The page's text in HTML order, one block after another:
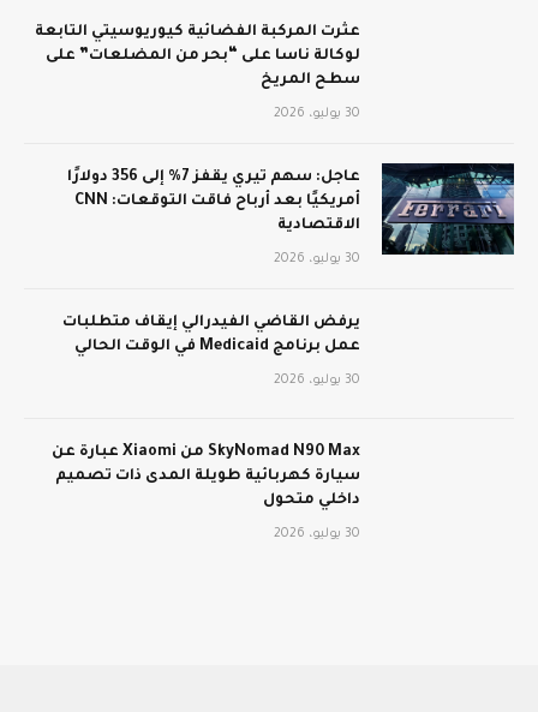
عثرت المركبة الفضائية كيوريوسيتي التابعة
لوكالة ناسا على “بحر من المضلعات” على
سطح المريخ
30 يوليو، 2026
عاجل: سهم تيري يقفز 7% إلى 356 دولارًا
أمريكيًا بعد أرباح فاقت التوقعات: CNN
الاقتصادية
30 يوليو، 2026
يرفض القاضي الفيدرالي إيقاف متطلبات
عمل برنامج Medicaid في الوقت الحالي
30 يوليو، 2026
SkyNomad N90 Max من Xiaomi عبارة عن
سيارة كهربائية طويلة المدى ذات تصميم
داخلي متحول
30 يوليو، 2026